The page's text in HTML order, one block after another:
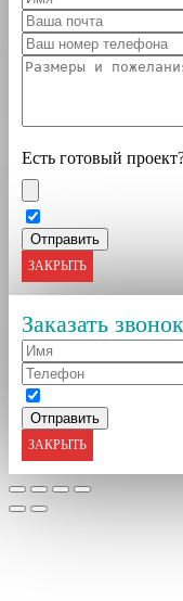
Есть готовый
ЗАКРЫТЬ
Заказать звонок
ЗАКРЫТЬ